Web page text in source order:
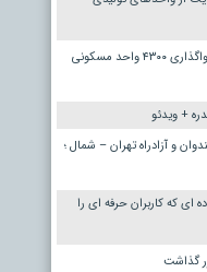
دستور معاون استاندار البرز برای واگذاری ۴۳۰۰ واحد مسکونی
+ ویدئو
و آزادراه تهران – شمال ؛
ای که کاربران حرفه ای را
گذاشت